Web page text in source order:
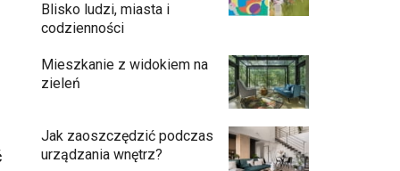
Blisko ludzi, miasta i
codzienności
Mieszkanie z widokiem na
zieleń
Jak zaoszczędzić podczas
urządzania wnętrz?